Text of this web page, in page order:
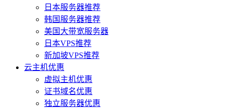
日本服务器推荐
韩国服务器推荐
美国大带宽服务器
日本VPS推荐
新加坡VPS推荐
云主机优惠
虚拟主机优惠
证书域名优惠
独立服务器优惠